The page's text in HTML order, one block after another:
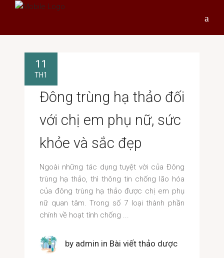
11
TH1
Đông trùng hạ thảo đối
với chị em phụ nữ, sức
khỏe và sắc đẹp
Ngoài những tác dụng tuyệt vời của Đông
trùng hạ thảo, thì thông tin chống lão hóa
của đông trùng hạ thảo được chị em phụ
nữ quan tâm. Trong số 7 loại thành phần
chính về hoạt tính chống
by admin in Bài viết thảo dược